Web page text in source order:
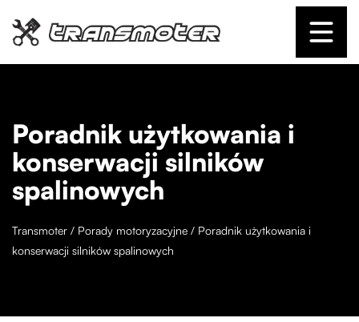
Poradnik użytkowania i
konserwacji silników
spalinowych
Transmoter / Porady motoryzacyjne / Poradnik użytkowania i
konserwacji silników spalinowych